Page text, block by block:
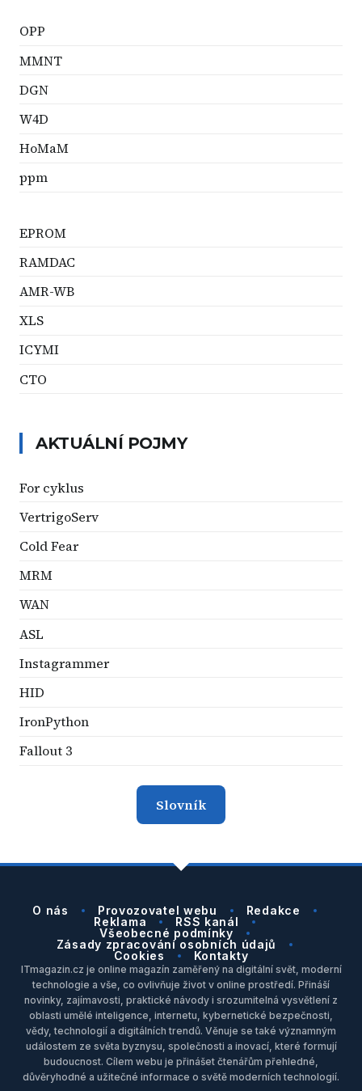
OPP
MMNT
DGN
W4D
HoMaM
ppm
EPROM
RAMDAC
AMR-WB
XLS
ICYMI
CTO
AKTUÁLNÍ POJMY
For cyklus
VertrigoServ
Cold Fear
MRM
WAN
ASL
Instagrammer
HID
IronPython
Fallout 3
Slovník
O nás Provozovatel webu
Redakce
Reklama
RSS kanál
Všeobecné podmínky
Zásady zpracování osobních údajů
Cookies
Kontakty
ITmagazin.cz je online magazín zaměřený na digitální svět, moderní
technologie a vše, co ovlivňuje život v online prostředí. Přináší
novinky, zajímavosti, praktické návody i srozumitelná vysvětlení z
oblasti umělé inteligence, internetu, kybernetické bezpečnosti,
vědy, technologií a digitálních trendů. Věnuje se také významným
událostem ze světa byznysu, společnosti a inovací, které formují
budoucnost. Cílem webu je přinášet čtenářům přehledné,
důvěryhodné a užitečné informace o světě moderních technologií.